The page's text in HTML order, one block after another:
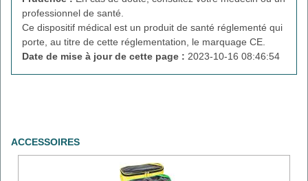
professionnel de santé.
Ce dispositif médical est un produit de santé réglementé qui
porte, au titre de cette réglementation, le marquage CE.
Date de mise à jour de cette page : 2023-10-16 08:46:54
ACCESSOIRES